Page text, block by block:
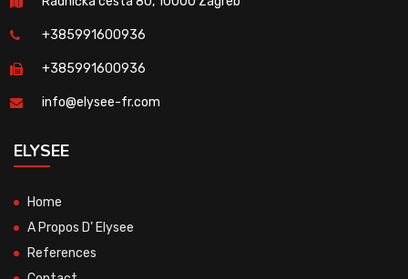
+385991600936
+385991600936
info@elysee-fr.com
ELYSEE
Home
A Propos D’ Elysee
References